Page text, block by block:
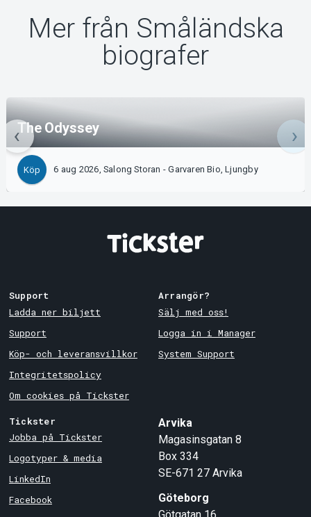
Mer från Småländska
biografer
The Odyssey
Köp 6 aug 2026, Salong Storan - Garvaren Bio, Ljungby
Support
Ladda ner biljett
Support
Köp- och leveransvillkor
Integritetspolicy
Om cookies på Tickster
Arrangör?
Sälj med oss!
Logga in i Manager
System Support
Tickster
Jobba på Tickster
Logotyper & media
LinkedIn
Facebook
Arvika
Magasinsgatan 8
Box 334
SE-671 27 Arvika
Göteborg
Götgatan 16